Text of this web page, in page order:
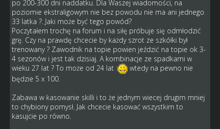
po 200-300 dni naddatku. Dla Waszej wiadomości, na
poziomie ekstraligowym nie bez powodu nie ma ani jednego
33 latka ?. Jaki może być tego powód?
Poczytałem trochę na forum i na siłę próbuje się odmłodzić
grę. Czy na prawdę chcecie by każdy szrot ze szkółki był
trenowany ? Zawodnik na topie powien jeździć na topie ok 3-
4 sezonów i jest tak dzisiaj. A kombinacje ze spadkami w
wieku 27 lat ? To może od 24 lat :
wtedy na pewno nie
będzie 5 x 100.
Zabawa w kasowanie skilli i to że jednym wiecej drugim mniej
to chybiony pomysł. Jak chcecie kasować wszystkim to
kasujcie po równo.